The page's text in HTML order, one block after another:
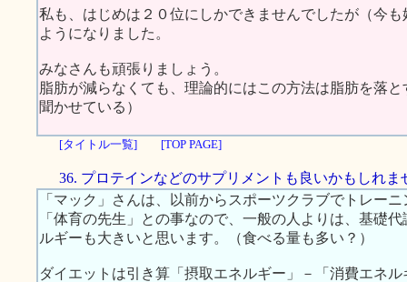
私も、はじめは２０位にしかできませんでしたが（今
ようになりました。
みなさんも頑張りましょう。
脂肪が減らなくても、理論的にはこの方法は脂肪を落
聞かせている）
[タイトル一覧] [TOP PAGE]
36. プロテインなどのサプリメントも良いかもしれま
「マック」さんは、以前からスポーツクラブでトレー
「体育の先生」との事なので、一般の人よりは、基礎
ルギーも大きいと思います。（食べる量も多い？）
ダイエットは引き算「摂取エネルギー」－「消費エネ